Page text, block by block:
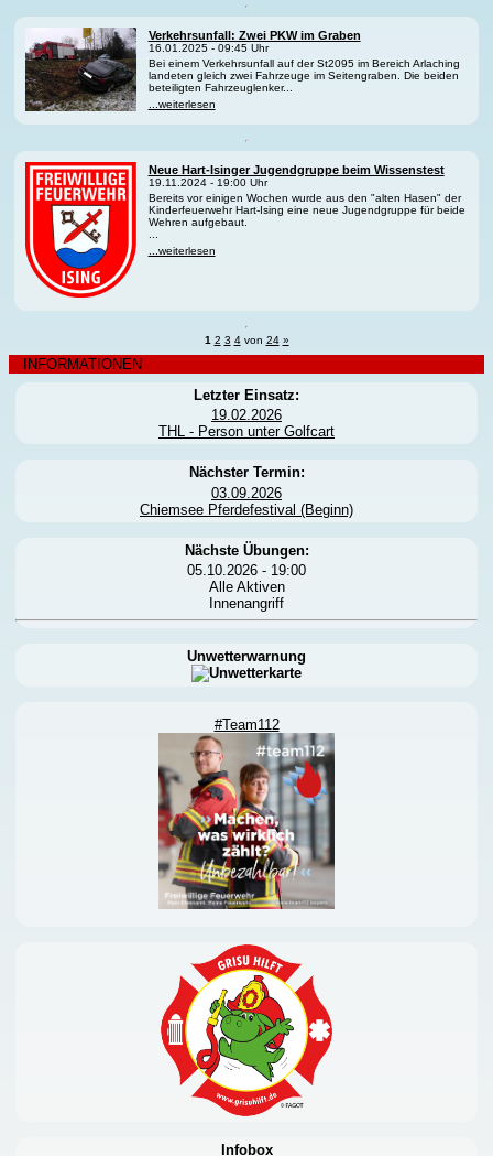
Verkehrsunfall: Zwei PKW im Graben
16.01.2025 - 09:45 Uhr
Bei einem Verkehrsunfall auf der St2095 im Bereich Arlaching
landeten gleich zwei Fahrzeuge im Seitengraben. Die beiden
beteiligten Fahrzeuglenker...
...weiterlesen
Neue Hart-Isinger Jugendgruppe beim Wissenstest
19.11.2024 - 19:00 Uhr
Bereits vor einigen Wochen wurde aus den "alten Hasen" der
Kinderfeuerwehr Hart-Ising eine neue Jugendgruppe für beide
Wehren aufgebaut.
...weiterlesen
1 2 3 4von 24 »
INFORMATIONEN
Letzter Einsatz:
19.02.2026
THL - Person unter Golfcart
Nächster Termin:
03.09.2026
Chiemsee Pferdefestival (Beginn)
Nächste Übungen:
05.10.2026 - 19:00
Alle Aktiven
Innenangriff
Unwetterwarnung
#Team112
Infobox